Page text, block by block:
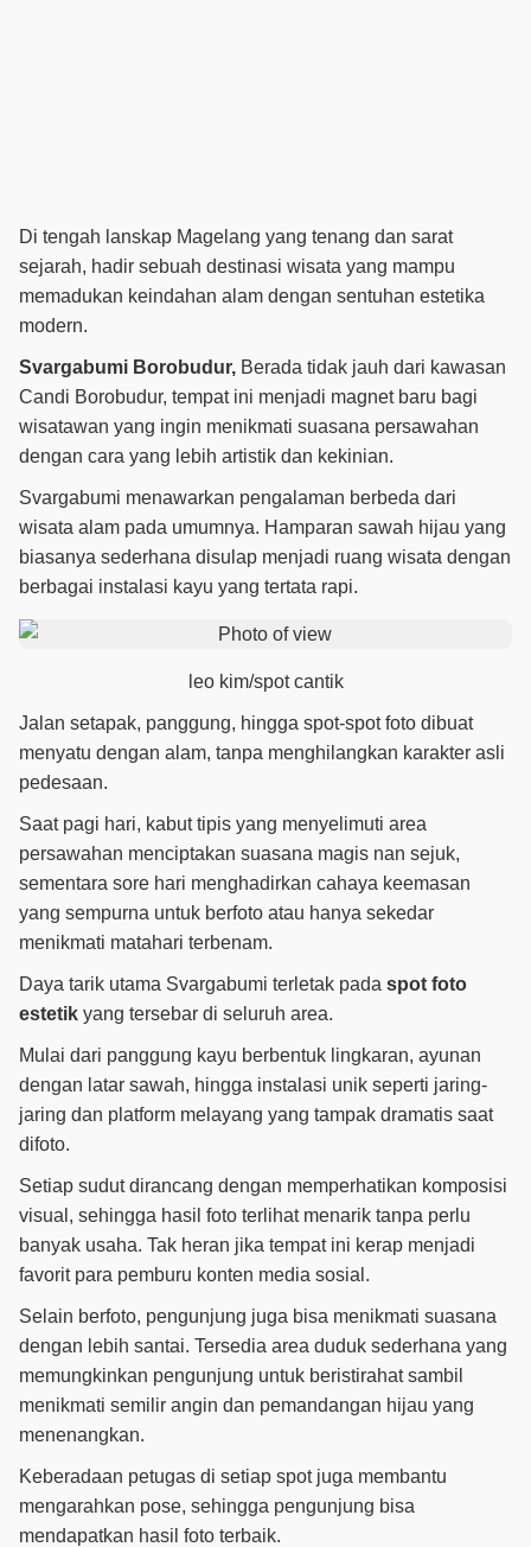
Di tengah lanskap Magelang yang tenang dan sarat
sejarah, hadir sebuah destinasi wisata yang mampu
memadukan keindahan alam dengan sentuhan estetika
modern.
Svargabumi Borobudur, Berada tidak jauh dari kawasan
Candi Borobudur, tempat ini menjadi magnet baru bagi
wisatawan yang ingin menikmati suasana persawahan
dengan cara yang lebih artistik dan kekinian.
Svargabumi menawarkan pengalaman berbeda dari
wisata alam pada umumnya. Hamparan sawah hijau yang
biasanya sederhana disulap menjadi ruang wisata dengan
berbagai instalasi kayu yang tertata rapi.
leo kim/spot cantik
Jalan setapak, panggung, hingga spot-spot foto dibuat
menyatu dengan alam, tanpa menghilangkan karakter asli
pedesaan.
Saat pagi hari, kabut tipis yang menyelimuti area
persawahan menciptakan suasana magis nan sejuk,
sementara sore hari menghadirkan cahaya keemasan
yang sempurna untuk berfoto atau hanya sekedar
menikmati matahari terbenam.
Daya tarik utama Svargabumi terletak pada spot foto
estetik yang tersebar di seluruh area.
Mulai dari panggung kayu berbentuk lingkaran, ayunan
dengan latar sawah, hingga instalasi unik seperti jaring-
jaring dan platform melayang yang tampak dramatis saat
difoto.
Setiap sudut dirancang dengan memperhatikan komposisi
visual, sehingga hasil foto terlihat menarik tanpa perlu
banyak usaha. Tak heran jika tempat ini kerap menjadi
favorit para pemburu konten media sosial.
Selain berfoto, pengunjung juga bisa menikmati suasana
dengan lebih santai. Tersedia area duduk sederhana yang
memungkinkan pengunjung untuk beristirahat sambil
menikmati semilir angin dan pemandangan hijau yang
menenangkan.
Keberadaan petugas di setiap spot juga membantu
mengarahkan pose, sehingga pengunjung bisa
mendapatkan hasil foto terbaik.